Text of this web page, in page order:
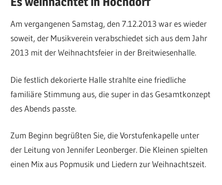
am
Neckar
Am vergangenen Samstag, den 7.12.2013 war es wieder
soweit, der Musikverein verabschiedet sich aus dem Jahr
2013 mit der Weihnachtsfeier in der Breitwiesenhalle.
Die festlich dekorierte Halle strahlte eine friedliche
familiäre Stimmung aus, die super in das Gesamtkonzept
des Abends passte.
Zum Beginn begrüßten Sie, die Vorstufenkapelle unter
der Leitung von Jennifer Leonberger. Die Kleinen spielten
einen Mix aus Popmusik und Liedern zur Weihnachtszeit.